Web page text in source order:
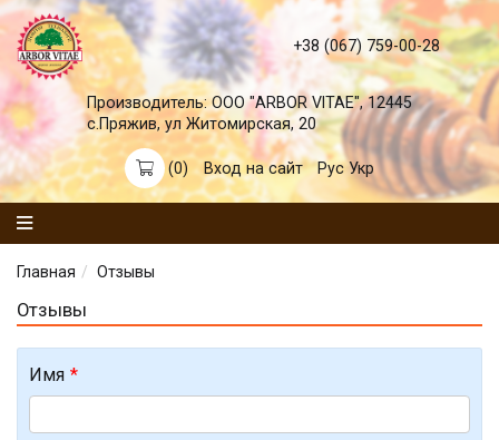
+38 (067) 759-00-28
Производитель: ООО "ARBOR VITAE", 12445
с.Пряжив, ул Житомирская, 20
(0) Вход на сайт Рус Укр
Главная Отзывы
Отзывы
Имя
Унибиол
Бионазол
Список аптек
Представители
Купить онлайн